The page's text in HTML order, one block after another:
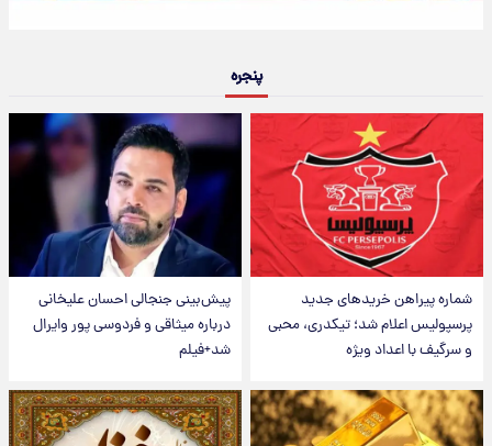
پنجره
شماره پیراهن خریدهای جدید
پرسپولیس اعلام شد؛ تیکدری، محبی
و سرگیف با اعداد ویژه
پیش‌بینی جنجالی احسان علیخانی
درباره میثاقی و فردوسی پور وایرال
شد+فیلم